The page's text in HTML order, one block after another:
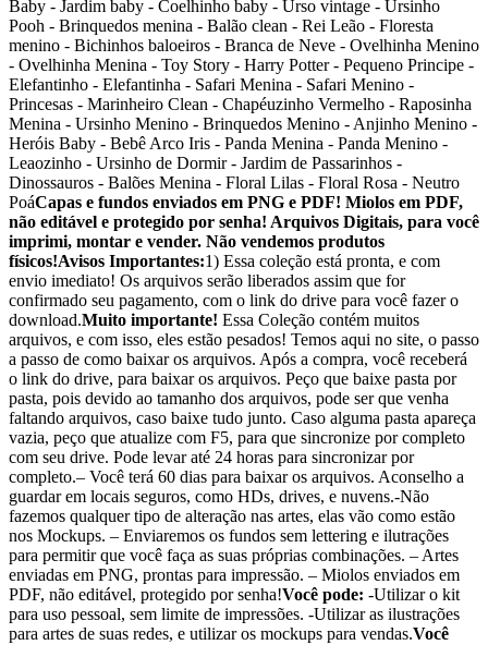
Baby - Jardim baby - Coelhinho baby - Urso vintage - Ursinho
Pooh - Brinquedos menina - Balão clean - Rei Leão - Floresta
menino - Bichinhos baloeiros - Branca de Neve - Ovelhinha Menino
- Ovelhinha Menina - Toy Story - Harry Potter - Pequeno Principe -
Elefantinho - Elefantinha - Safari Menina - Safari Menino -
Princesas - Marinheiro Clean - Chapéuzinho Vermelho - Raposinha
Menina - Ursinho Menino - Brinquedos Menino - Anjinho Menino -
Heróis Baby - Bebê Arco Iris - Panda Menina - Panda Menino -
Leaozinho - Ursinho de Dormir - Jardim de Passarinhos -
Dinossauros - Balões Menina - Floral Lilas - Floral Rosa - Neutro
PoáCapas e fundos enviados em PNG e PDF! Miolos em PDF,
não editável e protegido por senha! Arquivos Digitais, para você
imprimi, montar e vender. Não vendemos produtos
físicos!Avisos Importantes:1) Essa coleção está pronta, e com
envio imediato! Os arquivos serão liberados assim que for
confirmado seu pagamento, com o link do drive para você fazer o
download.Muito importante! Essa Coleção contém muitos
arquivos, e com isso, eles estão pesados! Temos aqui no site, o passo
a passo de como baixar os arquivos. Após a compra, você receberá
o link do drive, para baixar os arquivos. Peço que baixe pasta por
pasta, pois devido ao tamanho dos arquivos, pode ser que venha
faltando arquivos, caso baixe tudo junto. Caso alguma pasta apareça
vazia, peço que atualize com F5, para que sincronize por completo
com seu drive. Pode levar até 24 horas para sincronizar por
completo.– Você terá 60 dias para baixar os arquivos. Aconselho a
guardar em locais seguros, como HDs, drives, e nuvens.-Não
fazemos qualquer tipo de alteração nas artes, elas vão como estão
nos Mockups. – Enviaremos os fundos sem lettering e ilutrações
para permitir que você faça as suas próprias combinações. – Artes
enviadas em PNG, prontas para impressão. – Miolos enviados em
PDF, não editável, protegido por senha!Você pode: -Utilizar o kit
para uso pessoal, sem limite de impressões. -Utilizar as ilustrações
para artes de suas redes, e utilizar os mockups para vendas.Você